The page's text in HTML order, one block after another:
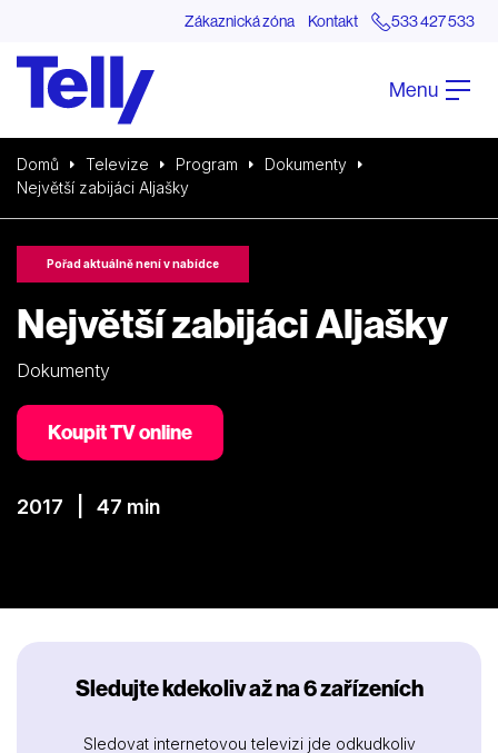
Zákaznická zóna Kontakt 533 427 533
Menu
Domů Televize Program
Dokumenty
Největší zabijáci Aljašky
Pořad aktuálně není v nabídce
Největší zabijáci Aljašky
Dokumenty
Koupit TV online
2017 | 47 min
Sledujte kdekoliv až na 6 zařízeních
Sledovat internetovou televizi jde odkudkoliv